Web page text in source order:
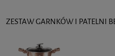
ZESTAW GARNKÓW I PATELNI